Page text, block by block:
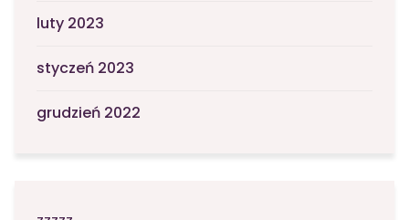
luty 2023
styczeń 2023
grudzień 2022